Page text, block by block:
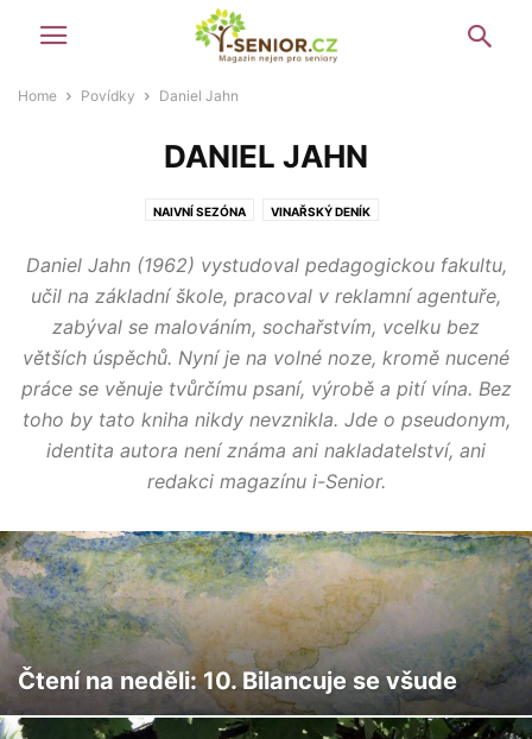
Home Povídky Daniel Jahn
DANIEL JAHN
NAIVNÍ SEZÓNA VINAŘSKÝ DENÍK
Daniel Jahn (1962) vystudoval pedagogickou fakultu,
učil na základní škole, pracoval v reklamní agentuře,
zabýval se malováním, sochařstvím, vcelku bez
větších úspěchů. Nyní je na volné noze, kromě nucené
práce se věnuje tvůrčímu psaní, výrobě a pití vína. Bez
toho by tato kniha nikdy nevznikla. Jde o pseudonym,
identita autora není známa ani nakladatelství, ani
redakci magazínu i-Senior.
Čtení na neděli: 10. Bilancuje se všude